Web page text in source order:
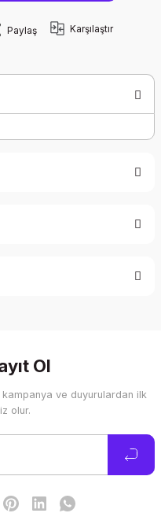
Paylaş Karşılaştır
Ol
ve duyurulardan ilk
olur.